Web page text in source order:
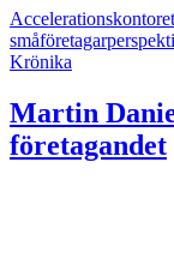
Krönika
Martin
företagandet